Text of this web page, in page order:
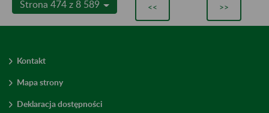
Strona 474 z 8 589 << >>
Kontakt
Mapa strony
Deklaracja dostępności